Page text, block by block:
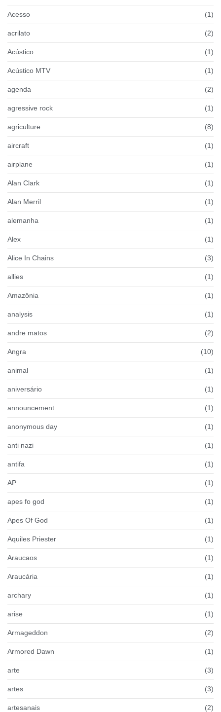
Acesso (1)
acrilato (2)
Acústico (1)
Acústico MTV (1)
agenda (2)
agressive rock (1)
agriculture (8)
aircraft (1)
airplane (1)
Alan Clark (1)
Alan Merril (1)
alemanha (1)
Alex (1)
Alice In Chains (3)
allies (1)
Amazônia (1)
analysis (1)
andre matos (2)
Angra (10)
animal (1)
aniversário (1)
announcement (1)
anonymous day (1)
anti nazi (1)
antifa (1)
AP (1)
apes fo god (1)
Apes Of God (1)
Aquiles Priester (1)
Araucaos (1)
Araucária (1)
archary (1)
arise (1)
Armageddon (2)
Armored Dawn (1)
arte (3)
artes (3)
artesanais (2)